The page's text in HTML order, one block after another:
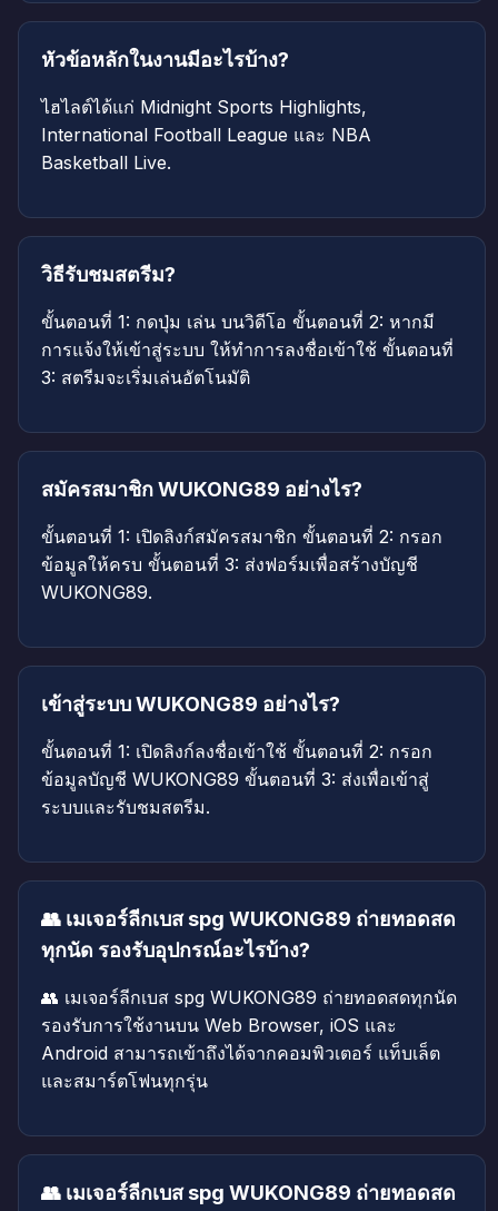
หัวข้อหลักในงานมีอะไรบ้าง?
ไฮไลต์ได้แก่ Midnight Sports Highlights,
International Football League และ NBA
Basketball Live.
วิธีรับชมสตรีม?
ขั้นตอนที่ 1: กดปุ่ม เล่น บนวิดีโอ ขั้นตอนที่ 2: หากมี
การแจ้งให้เข้าสู่ระบบ ให้ทำการลงชื่อเข้าใช้ ขั้นตอนที่
3: สตรีมจะเริ่มเล่นอัตโนมัติ
สมัครสมาชิก WUKONG89 อย่างไร?
ขั้นตอนที่ 1: เปิดลิงก์สมัครสมาชิก ขั้นตอนที่ 2: กรอก
ข้อมูลให้ครบ ขั้นตอนที่ 3: ส่งฟอร์มเพื่อสร้างบัญชี
WUKONG89.
เข้าสู่ระบบ WUKONG89 อย่างไร?
ขั้นตอนที่ 1: เปิดลิงก์ลงชื่อเข้าใช้ ขั้นตอนที่ 2: กรอก
ข้อมูลบัญชี WUKONG89 ขั้นตอนที่ 3: ส่งเพื่อเข้าสู่
ระบบและรับชมสตรีม.
👥 เมเจอร์ลีกเบส spg WUKONG89 ถ่ายทอดสด
ทุกนัด รองรับอุปกรณ์อะไรบ้าง?
👥 เมเจอร์ลีกเบส spg WUKONG89 ถ่ายทอดสดทุกนัด
รองรับการใช้งานบน Web Browser, iOS และ
Android สามารถเข้าถึงได้จากคอมพิวเตอร์ แท็บเล็ต
และสมาร์ตโฟนทุกรุ่น
👥 เมเจอร์ลีกเบส spg WUKONG89 ถ่ายทอดสด